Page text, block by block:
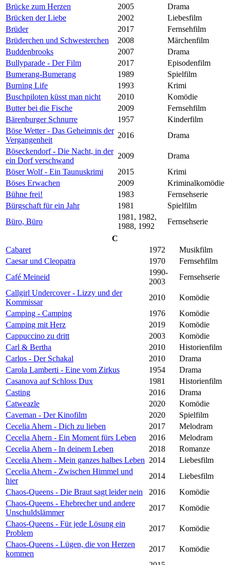
Brücke zum Herzen
2005
Drama
Brücken der Liebe
2002
Liebesfilm
Brüder
2017
Fernsehfilm
Brüderchen und Schwesterchen
2008
Märchenfilm
Buddenbrooks
2007
Drama
Bullyparade - Der Film
2017
Episodenfilm
Bumerang-Bumerang
1989
Spielfilm
Burning Life
1993
Krimi
Buschpiloten küsst man nicht
2010
Komödie
Butter bei die Fische
2009
Fernsehfilm
Bärenburger Schnurre
1957
Kinderfilm
Böse Wetter - Das Geheimnis der
Vergangenheit
2016
Drama
Böseckendorf - Die Nacht, in der
ein Dorf verschwand
2009
Drama
Böser Wolf - Ein Taunuskrimi
2015
Krimi
Böses Erwachen
2009
Kriminalkomödie
Bühne frei!
1983
Fernsehserie
Bürgschaft für ein Jahr
1981
Spielfilm
Büro, Büro
1981, 1982,
1988, 1992
Fernsehserie
C
Cabaret
1972
Musikfilm
Caesar und Cleopatra
1970
Fernsehfilm
Café Meineid
1990-
2003
Fernsehserie
Callgirl Undercover - Lizzy und der
Kommissar
2010
Komödie
Camping - Camping
1976
Komödie
Camping mit Herz
2019
Komödie
Cappuccino zu dritt
2003
Komödie
Carl & Bertha
2010
Historienfilm
Carlos - Der Schakal
2010
Drama
Carola Lamberti - Eine vom Zirkus
1954
Drama
Casanova auf Schloss Dux
1981
Historienfilm
Casting
2016
Drama
Catweazle
2020
Komödie
Caveman - Der Kinofilm
2020
Spielfilm
Cecelia Ahern - Dich zu lieben
2017
Melodram
Cecelia Ahern - Ein Moment fürs Leben
2016
Melodram
Cecelia Ahern - In deinem Leben
2018
Romanze
Cecelia Ahern - Mein ganzes halbes Leben 2014
Liebesfilm
Cecelia Ahern - Zwischen Himmel und
hier
2014
Liebesfilm
Chaos-Queens - Die Braut sagt leider nein
2016
Komödie
Chaos-Queens - Ehebrecher und andere
Unschuldslämmer
2017
Komödie
Chaos-Queens - Für jede Lösung ein
Problem
2017
Komödie
Chaos-Queens - Lügen, die von Herzen
kommen
2017 Komödie